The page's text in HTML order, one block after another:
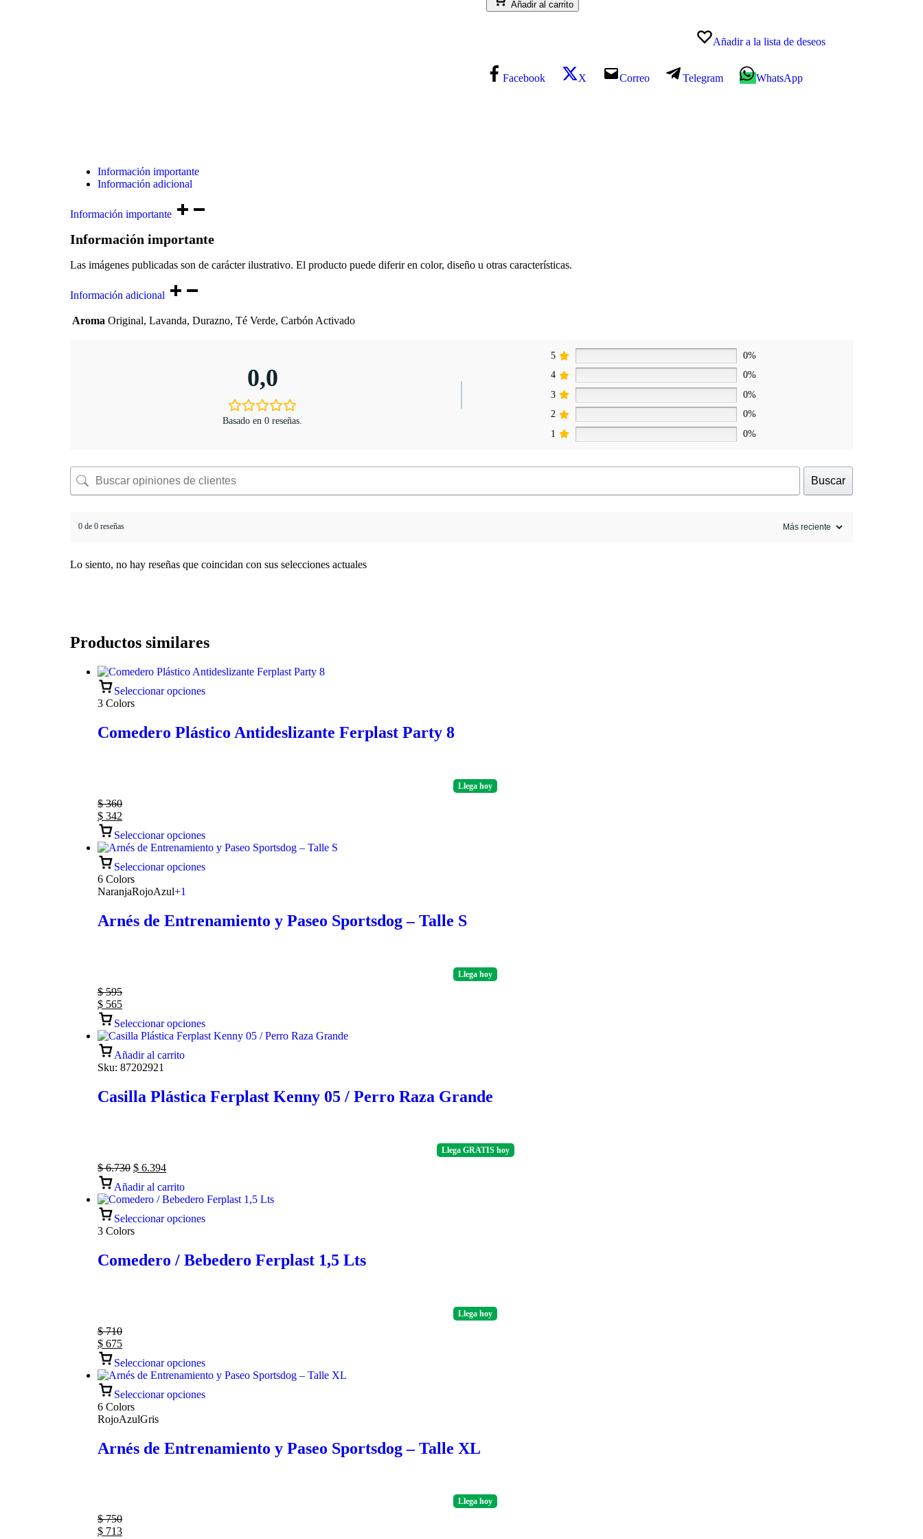
Añadir al carrito
Añadir a la lista de deseos
Facebook X Correo Telegram WhatsApp
Información importante
Información adicional
Información importante
Información importante
Las imágenes publicadas son de carácter ilustrativo. El producto puede diferir en color, diseño u otras características.
Información adicional
Aroma Original, Lavanda, Durazno, Té Verde, Carbón Activado
0,0
Basado en 0 reseñas.
5
0%
4
0%
3
0%
2
0%
1
0%
Buscar
0 de 0 reseñas
Lo siento, no hay reseñas que coincidan con sus selecciones actuales
Productos similares
Seleccionar opciones
3 Colors
Comedero Plástico Antideslizante Ferplast Party 8
Llega hoy
$360
$ 342
Seleccionar opciones
Seleccionar opciones
6 Colors
NaranjaRojoAzul+1
Arnés de Entrenamiento y Paseo Sportsdog – Talle S
Llega hoy
$595
$ 565
Seleccionar opciones
Añadir al carrito
Sku: 87202921
Casilla Plástica Ferplast Kenny 05 / Perro Raza Grande
Llega GRATIS hoy
$6.730 $ 6.394
Añadir al carrito
Seleccionar opciones
3 Colors
Comedero / Bebedero Ferplast 1,5 Lts
Llega hoy
$710
$ 675
Seleccionar opciones
Seleccionar opciones
6 Colors
RojoAzulGris
Arnés de Entrenamiento y Paseo Sportsdog – Talle XL
Llega hoy
$750
$ 713